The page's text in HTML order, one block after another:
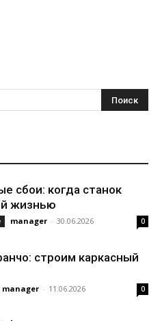
сбои: когда станок
жизнью
manager - 30.06.2026 0
строим каркасный
manager - 11.06.2026 0